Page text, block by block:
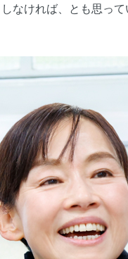
なければ、とも思って